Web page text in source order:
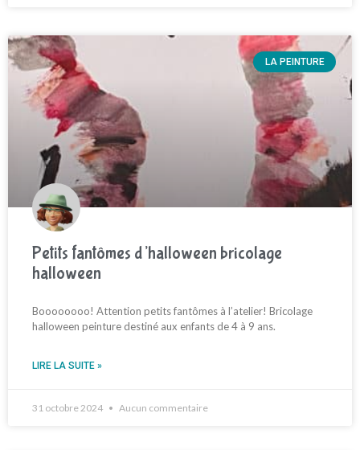
LA PEINTURE
Petits fantômes d’halloween bricolage
halloween
Boooooooo! Attention petits fantômes à l’atelier! Bricolage
halloween peinture destiné aux enfants de 4 à 9 ans.
LIRE LA SUITE »
31 octobre 2024 Aucun commentaire